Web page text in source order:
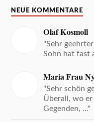
NEUE KOMMENTARE
Olaf Kosmoll
"Sehr
Sohn hat fast
Maria Frau
"Sehr schön
Überall, wo
Gegenden, ..."